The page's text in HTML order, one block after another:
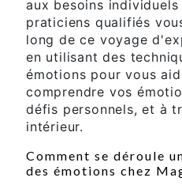
aux besoins
praticiens qualifiés
long de ce voyage
en utilisant des
émotions pour vous
comprendre vos
défis personnels, et à
intérieur.
Comment se déroule
des émotions chez